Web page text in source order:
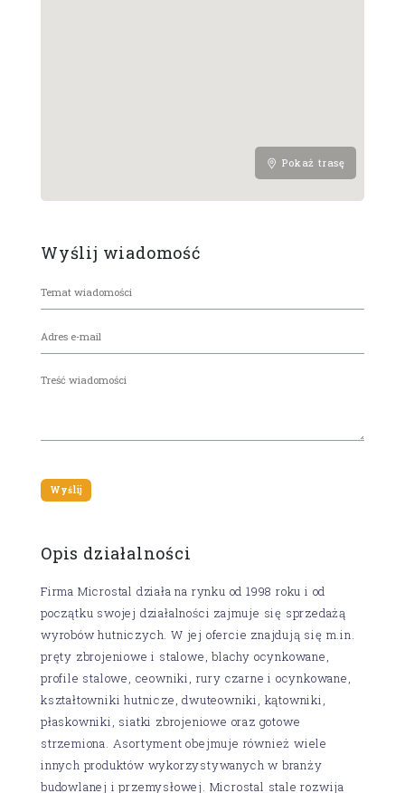
Pokaż trasę
Wyślij wiadomość
Opis działalności
Firma Microstal działa na rynku od 1998 roku i od
początku swojej działalności zajmuje się sprzedażą
wyrobów hutniczych. W jej ofercie znajdują się m.in.
pręty zbrojeniowe i stalowe, blachy ocynkowane,
profile stalowe, ceowniki, rury czarne i ocynkowane,
kształtowniki hutnicze, dwuteowniki, kątowniki,
płaskowniki, siatki zbrojeniowe oraz gotowe
strzemiona. Asortyment obejmuje również wiele
innych produktów wykorzystywanych w branży
budowlanej i przemysłowej. Microstal stale rozwija